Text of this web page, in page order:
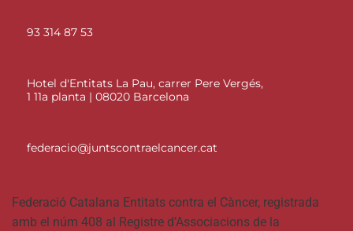
93 314 87 53
Hotel d'Entitats La Pau, carrer Pere Vergés,
1 11a planta | 08020 Barcelona
federacio@juntscontraelcancer.cat
Federació Catalana Entitats contra el Càncer, registrada
amb el núm 408 al Registre d’Associacions de la